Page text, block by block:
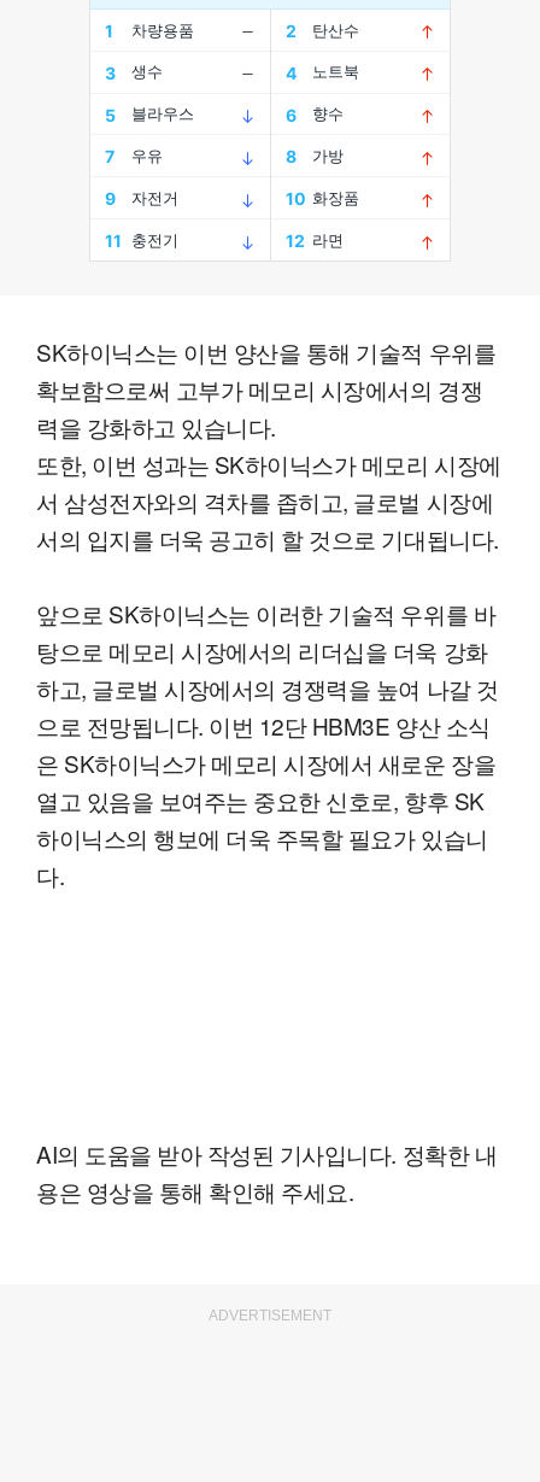
SK하이닉스는 이번 양산을 통해 기술적 우위를
확보함으로써 고부가 메모리 시장에서의 경쟁
력을 강화하고 있습니다.
또한, 이번 성과는 SK하이닉스가 메모리 시장에
서 삼성전자와의 격차를 좁히고, 글로벌 시장에
서의 입지를 더욱 공고히 할 것으로 기대됩니다.
앞으로 SK하이닉스는 이러한 기술적 우위를 바
탕으로 메모리 시장에서의 리더십을 더욱 강화
하고, 글로벌 시장에서의 경쟁력을 높여 나갈 것
으로 전망됩니다. 이번 12단 HBM3E 양산 소식
은 SK하이닉스가 메모리 시장에서 새로운 장을
열고 있음을 보여주는 중요한 신호로, 향후 SK
하이닉스의 행보에 더욱 주목할 필요가 있습니
다.
AI의 도움을 받아 작성된 기사입니다. 정확한 내
용은 영상을 통해 확인해 주세요.
ADVERTISEMENT